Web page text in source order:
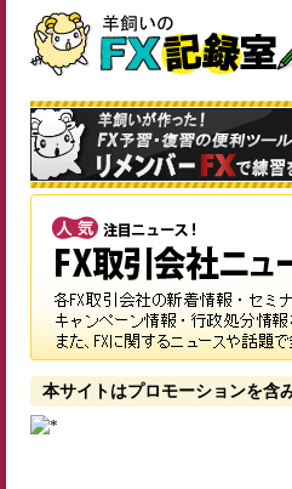
本サイトはプロモーションを含